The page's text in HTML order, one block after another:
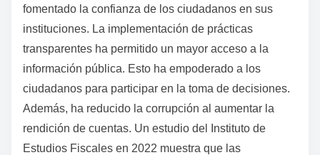
fomentado la confianza de los ciudadanos en sus
instituciones. La implementación de prácticas
transparentes ha permitido un mayor acceso a la
información pública. Esto ha empoderado a los
ciudadanos para participar en la toma de decisiones.
Además, ha reducido la corrupción al aumentar la
rendición de cuentas. Un estudio del Instituto de
Estudios Fiscales en 2022 muestra que las